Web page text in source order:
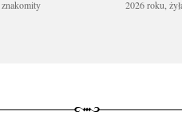
2026 roku,